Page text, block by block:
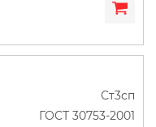
Ст3сп
ГОСТ 30753-2001